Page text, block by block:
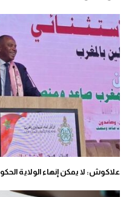
علاكوش: لا يمكن إنهاء الولاية